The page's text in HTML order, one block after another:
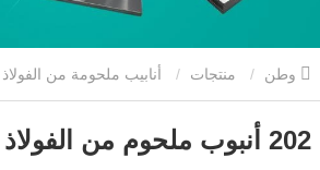
منتجات أنابيب ملحومة من
أنبوب ملحوم من الفولاذ المقاوم للصدأ
202 أنبوب ملحوم من الفولاذ المقاوم للصدأ